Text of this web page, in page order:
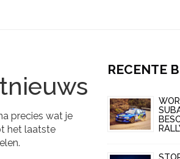
precies wat je
het laatste
RECENTE